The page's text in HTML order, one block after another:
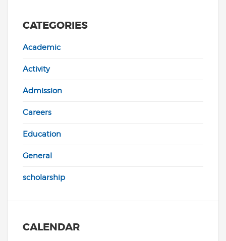
CATEGORIES
Academic
Activity
Admission
Careers
Education
General
scholarship
CALENDAR